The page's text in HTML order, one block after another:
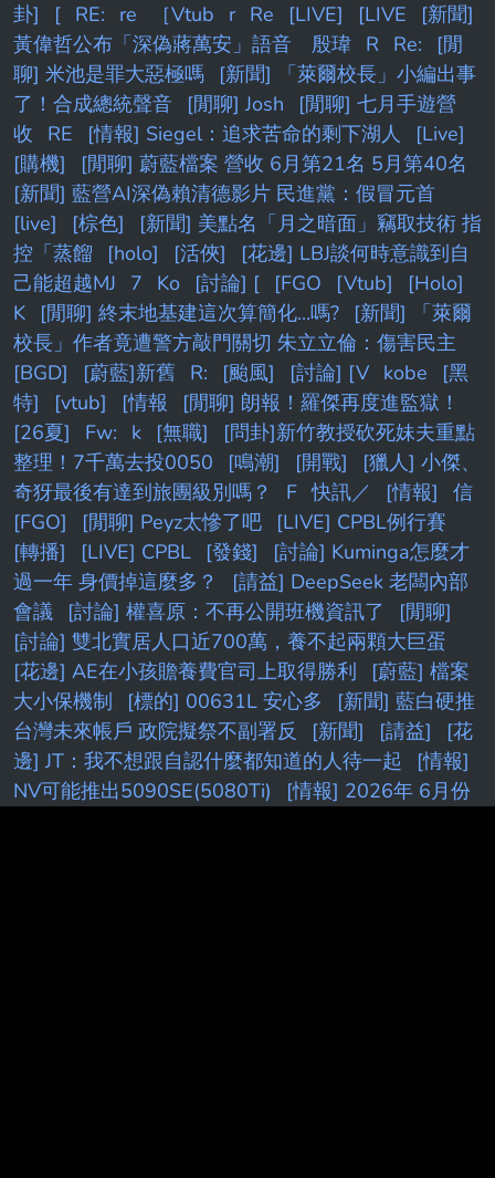
卦]
[ RE: re ［Vtub r Re [LIVE] [LIVE
[新聞]
黃偉哲公布「深偽蔣萬安」語音 殷瑋 R Re:
[閒
聊] 米池是罪大惡極嗎
[新聞] 「萊爾校長」小編出事
了！合成總統聲音
[閒聊] Josh
[閒聊] 七月手遊營
收
RE [情報] Siegel：追求苦命的剩下湖人
[Live]
[購機]
[閒聊] 蔚藍檔案 營收 6月第21名 5月第40名
[新聞] 藍營AI深偽賴清德影片 民進黨：假冒元首
[live]
[棕色]
[新聞] 美點名「月之暗面」竊取技術 指
控「蒸餾
[holo] [活俠]
[花邊] LBJ談何時意識到自
己能超越MJ
7 Ko [討論] [ [FGO [Vtub]
[Holo]
K
[閒聊] 終末地基建這次算簡化...嗎?
[新聞] 「萊爾
校長」作者竟遭警方敲門關切 朱立立倫：傷害民主
[BGD]
[蔚藍]新舊 R: [颱風] [討論] [V kobe
[黑
特]
[vtub] [情報
[閒聊] 朗報！羅傑再度進監獄！
[26夏]
Fw: k [無職]
[問卦]新竹教授砍死妹夫重點
整理！7千萬去投0050
[鳴潮] [開戰]
[獵人] 小傑、
奇犽最後有達到旅團級別嗎？
F 快訊／ [情報]
信
[FGO]
[閒聊] Peyz太慘了吧
[LIVE] CPBL例行賽
[轉播]
[LIVE] CPBL [發錢]
[討論] Kuminga怎麼才
過一年 身價掉這麼多？
[請益] DeepSeek 老闆內部
會議
[討論] 權喜原：不再公開班機資訊了
[閒聊]
[討論] 雙北實居人口近700萬，養不起兩顆大巨蛋
[花邊] AE在小孩贍養費官司上取得勝利
[蔚藍] 檔案
大小保機制
[標的] 00631L 安心多
[新聞] 藍白硬推
台灣未來帳戶 政院擬祭不副署反
[新聞] [請益]
[花
邊] JT：我不想跟自認什麼都知道的人待一起
[情報]
NV可能推出5090SE(5080Ti)
[情報] 2026年 6月份